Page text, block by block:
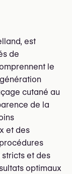
est
de
le
cutané au
de la
et des
et des
optimaux